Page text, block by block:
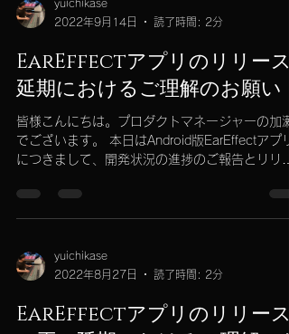
yuichikase
2022年9月14日
読了時間: 2分
EarEffectアプリのリリース
延期におけるご理解のお願い
皆様こんにちは。プロダクトマネージャーの加瀬
でございます。 本日はAndroid版EarEffectアプリ
につきまして、開発状況の進捗のご報告とリリー
でございますが、現在サウンドエンジンの最終調
整作業に入っている状況で、モバイル...
yuichikase
2022年8月27日
読了時間: 2分
EarEffectアプリのリリース